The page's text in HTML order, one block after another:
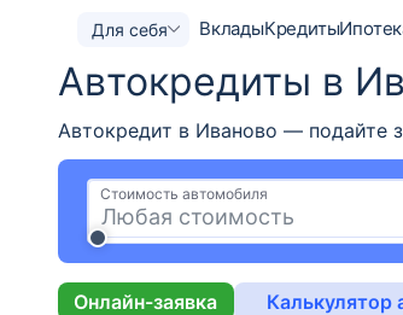
Для себя ВкладыКредиты
Автокредиты в
Автокредит в Иваново — подайте
Стоимость автомобиля
Онлайн-заявка Калькулятор